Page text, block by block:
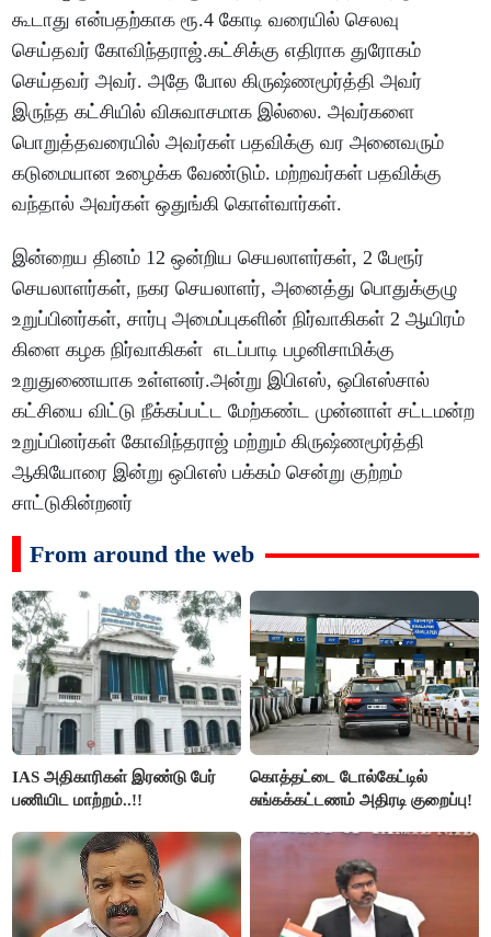
கூடாது என்பதற்காக ரூ.4 கோடி வரையில் செலவு
செய்தவர் கோவிந்தராஜ்.கட்சிக்கு எதிராக துரோகம்
செய்தவர் அவர். அதே போல கிருஷ்ணமூர்த்தி அவர்
இருந்த கட்சியில் விசுவாசமாக இல்லை. அவர்களை
பொறுத்தவரையில் அவர்கள் பதவிக்கு வர அனைவரும்
கடுமையான உழைக்க வேண்டும். மற்றவர்கள் பதவிக்கு
வந்தால் அவர்கள் ஒதுங்கி கொள்வார்கள்.
இன்றைய தினம் 12 ஒன்றிய செயலாளர்கள், 2 பேரூர்
செயலாளர்கள், நகர செயலாளர், அனைத்து பொதுக்குழு
உறுப்பினர்கள், சார்பு அமைப்புகளின் நிர்வாகிகள் 2 ஆயிரம்
கிளை கழக நிர்வாகிகள் எடப்பாடி பழனிசாமிக்கு
உறுதுணையாக உள்ளனர்.அன்று இபிஎஸ், ஒபிஎஸ்சால்
கட்சியை விட்டு நீக்கப்பட்ட மேற்கண்ட முன்னாள் சட்டமன்ற
உறுப்பினர்கள் கோவிந்தராஜ் மற்றும் கிருஷ்ணமூர்த்தி
ஆகியோரை இன்று ஒபிஎஸ் பக்கம் சென்று குற்றம்
சாட்டுகின்றனர்
From around the web
IAS அதிகாரிகள் இரண்டு பேர்
பணியிட மாற்றம்..!!
கொத்தட்டை டோல்கேட்டில்
சுங்கக்கட்டணம் அதிரடி குறைப்பு!